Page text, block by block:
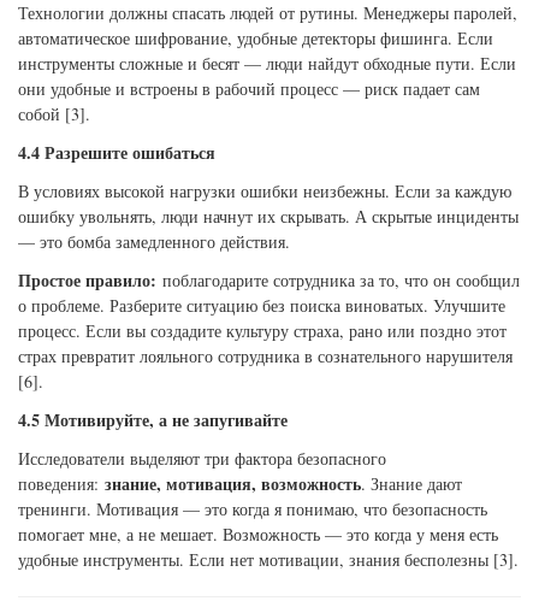
Технологии должны спасать людей от рутины. Менеджеры паролей,
автоматическое шифрование, удобные детекторы фишинга. Если
инструменты сложные и бесят — люди найдут обходные пути. Если
они удобные и встроены в рабочий процесс — риск падает сам
собой [3].
4.4 Разрешите ошибаться
В условиях высокой нагрузки ошибки неизбежны. Если за каждую
ошибку увольнять, люди начнут их скрывать. А скрытые инциденты
— это бомба замедленного действия.
Простое правило: поблагодарите сотрудника за то, что он сообщил
о проблеме. Разберите ситуацию без поиска виноватых. Улучшите
процесс. Если вы создадите культуру страха, рано или поздно этот
страх превратит лояльного сотрудника в сознательного нарушителя
[6].
4.5 Мотивируйте, а не запугивайте
Исследователи выделяют три фактора безопасного
поведения: знание, мотивация, возможность. Знание дают
тренинги. Мотивация — это когда я понимаю, что безопасность
помогает мне, а не мешает. Возможность — это когда у меня есть
удобные инструменты. Если нет мотивации, знания бесполезны [3].